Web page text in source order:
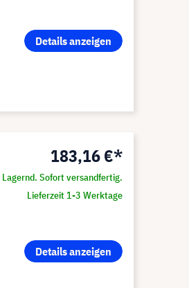
Details anzeigen
183,16 €*
Lagernd. Sofort versandfertig.
Lieferzeit 1-3 Werktage
Details anzeigen